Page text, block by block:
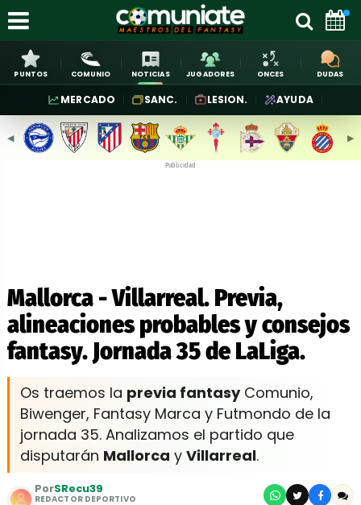
PUNTOS COMUNIO NOTICIAS JUGADORES ONCES DUDAS
MERCADO SANC. LESION. AYUDA
◀︎ ▶︎
Publicidad
Mallorca - Villarreal. Previa,
alineaciones probables y consejos
fantasy. Jornada 35 de LaLiga.
Os traemos la previa fantasyComunio,
Biwenger, Fantasy Marca y Futmondo de la
jornada 35. Analizamos el partido que
disputarán Mallorca y Villarreal.
PorSRecu39
REDACTOR DEPORTIVO